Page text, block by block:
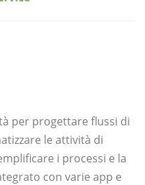
per progettare flussi di
le attività di
i processi e la
con varie app e